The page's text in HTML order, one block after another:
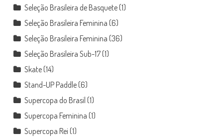
Seleção Brasileira de Basquete(1)
Seleção Brasileira Feminina (6)
Seleção Brasileira Feminina (36)
Seleção Brasileira Sub-17(1)
Skate(14)
Stand-UP Paddle(6)
Supercopa do Brasil (1)
Supercopa Feminina (1)
Supercopa Rei (1)